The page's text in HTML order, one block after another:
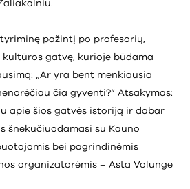
pažintį po profesorių,
kultūros gatvę, kurioje būdama
„Ar yra bent menkiausia
čia gyventi?“ Atsakymas:
apie šios gatvės istoriją ir dabar
šnekučiuodamasi su Kauno
bei pagrindinėmis
organizatorėmis – Asta Volunge